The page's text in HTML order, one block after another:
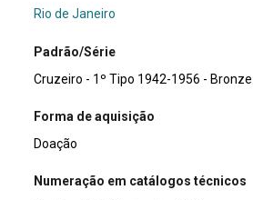
Rio de Janeiro
Padrão/Série
Cruzeiro - 1º Tipo 1942-1956 -
Forma de aquisição
Doação
Numeração em catálogos técnicos